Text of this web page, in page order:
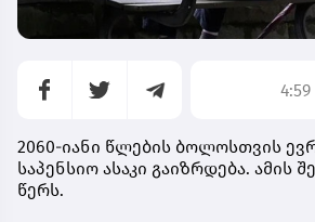
4:59
2060-იანი წლების ბოლოსთვის
საპენსიო ასაკი გაიზრდება. ამის
წერს.